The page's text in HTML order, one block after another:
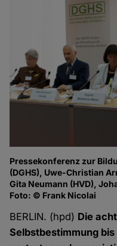
Pressekonferenz zur
(DGHS), Uwe-Christian
Gita Neumann (HVD),
Foto: © Frank Nicolai
BERLIN. (hpd) Die
Selbstbestimmung